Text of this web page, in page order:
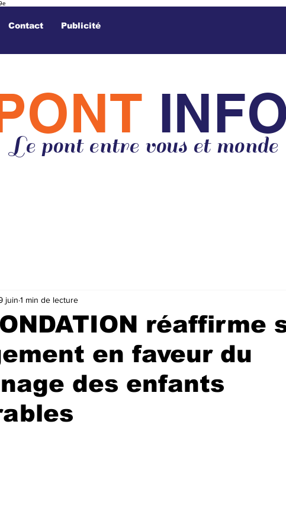
Contact Publicité
Le pont entre vous et monde
réaffirme
en faveur du
des enfants
juin 1 min de lecture